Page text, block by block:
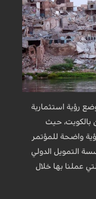
رؤية استثمارية
بالكويت، حيث
واضحة للمؤتمر
التمويل الدولي
عملنا بها خلال